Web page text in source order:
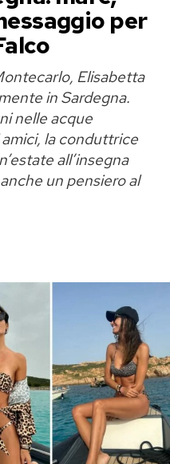
per
Elisabetta
in Sardegna.
nelle acque
la conduttrice
all’insegna
un pensiero al